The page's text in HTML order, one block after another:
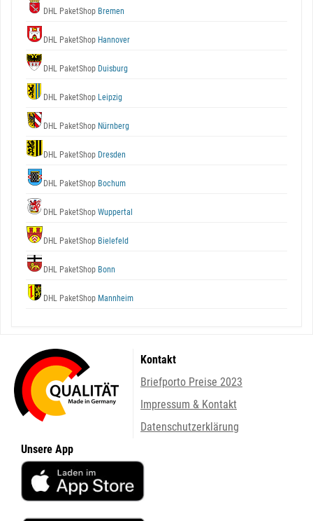
DHL PaketShop Bremen
DHL PaketShop Hannover
DHL PaketShop Duisburg
DHL PaketShop Leipzig
DHL PaketShop Nürnberg
DHL PaketShop Dresden
DHL PaketShop Bochum
DHL PaketShop Wuppertal
DHL PaketShop Bielefeld
DHL PaketShop Bonn
DHL PaketShop Mannheim
Kontakt
Briefporto Preise 2023
Impressum & Kontakt
Datenschutzerklärung
Unsere App